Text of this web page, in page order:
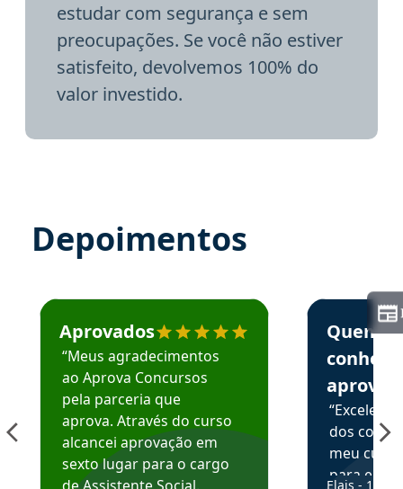
estudar com segurança e sem
preocupações. Se você não estiver
satisfeito, devolvemos 100% do
valor investido.
Depoimentos
Estudante José recomenda o Aprova Concursos em
Aprovados
“Meus agradecimentos
ao Aprova Concursos
pela parceria que
aprova. Através do curso
alcancei aprovação em
sexto lugar para o cargo
Estudante
Quem
aprova
dos
meu
para
Elais - 15/